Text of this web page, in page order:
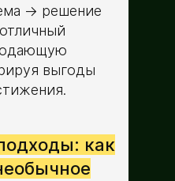
→ решение
выгоды
как